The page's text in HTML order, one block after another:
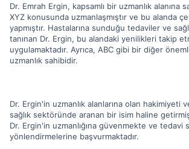
Dr. Emrah Ergin, kapsamlı bir uzmanlık alanına
XYZ konusunda uzmanlaşmıştır ve bu alanda
yapmıştır. Hastalarına sunduğu tedaviler ve
tanınan Dr. Ergin, bu alandaki yenilikleri takip
uygulamaktadır. Ayrıca, ABC gibi bir diğer
uzmanlık sahibidir.
Dr. Ergin'in uzmanlık alanlarına olan hakimiyeti
sağlık sektöründe aranan bir isim haline
Dr. Ergin'in uzmanlığına güvenmekte ve tedavi
yönlendirmelerine başvurmaktadır.